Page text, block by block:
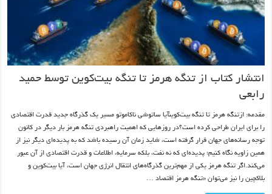
انتشار کتاب از تنگه هرمز تا تنگه بیت‌کوین توسط حمید
رابعی
مقدمه: ازتنگه هرمز تا تنگه بیت‌کوینآیا ساتوشی ناکاموتو مسیر یک گذرگاه جدید قدرت اقتصادی
را برای ایران طراحی کرده است؟در روزهایی که اهمیت راهبردی تنگه هرمز بار دیگر در کانون
توجه رسانه‌های جهان قرار گرفته است، شاید زمان آن رسیده باشد که به پدیده‌ای دیگر نیز از
همین زاویه نگاه کنیم؛ پدیده‌ای که نه نفت، بلکه سرمایه، اطلاعات و قدرت اقتصادی از آن عبور
می‌کند.اگر تنگه هرمز یکی از مهم‌ترین گذرگاه‌های انتقال انرژی جهان است، آیا بیت‌کوین و
بلاکچین را نیز می‌توان «تنگه هرمز اقتصاد …